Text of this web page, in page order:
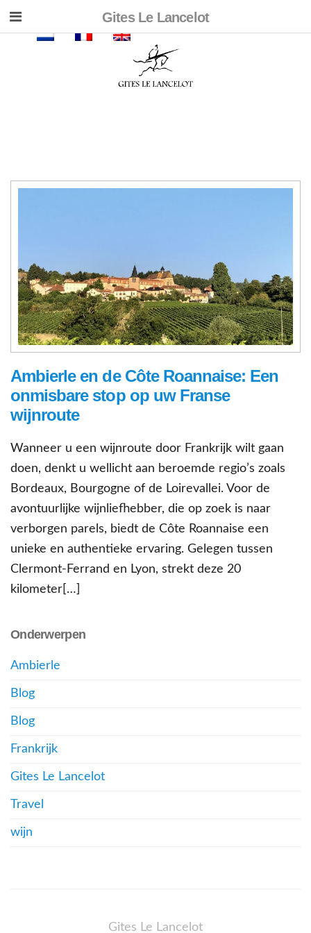
Gites Le Lancelot
Ambierle en de Côte Roannaise: Een
onmisbare stop op uw Franse
wijnroute
Wanneer u een wijnroute door Frankrijk wilt gaan
doen, denkt u wellicht aan beroemde regio’s zoals
Bordeaux, Bourgogne of de Loirevallei. Voor de
avontuurlijke wijnliefhebber, die op zoek is naar
verborgen parels, biedt de Côte Roannaise een
unieke en authentieke ervaring. Gelegen tussen
Clermont-Ferrand en Lyon, strekt deze 20
kilometer[…]
Onderwerpen
Ambierle
Blog
Blog
Frankrijk
Gites Le Lancelot
Travel
wijn
Gites Le Lancelot